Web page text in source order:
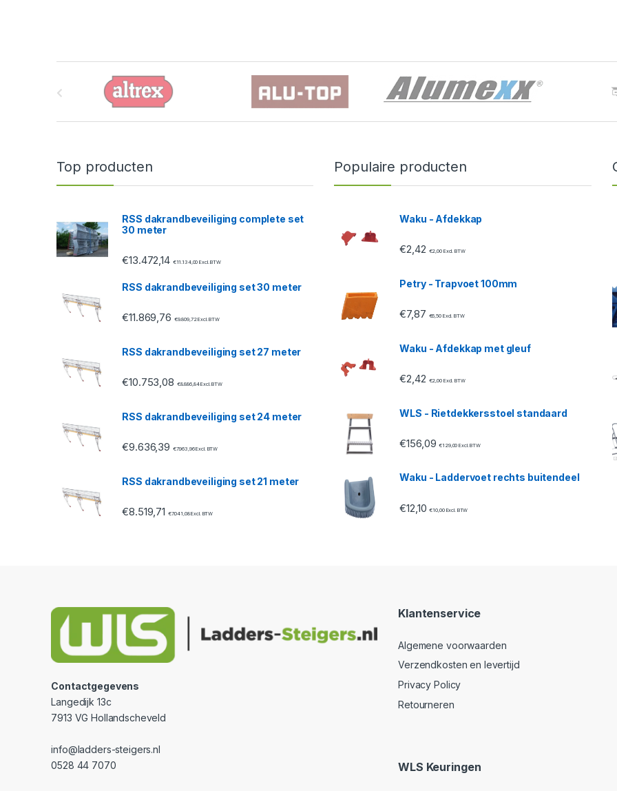
Top producten
RSS dakrandbeveiliging complete set
30 meter
€13.472,14 €11.134,00 Excl. BTW
RSS dakrandbeveiliging set 30 meter
€11.869,76 €9.809,72Excl. BTW
RSS dakrandbeveiliging set 27 meter
€10.753,08 €8.886,84Excl. BTW
RSS dakrandbeveiliging set 24 meter
€9.636,39 €7.963,96Excl. BTW
RSS dakrandbeveiliging set 21 meter
€8.519,71 €7.041,08Excl. BTW
Populaire producten
Waku - Afdekkap
€2,42 €2,00Excl. BTW
Petry - Trapvoet 100mm
€7,87 €6,50Excl. BTW
Waku - Afdekkap met gleuf
€2,42 €2,00Excl. BTW
WLS - Rietdekkersstoel standaard
€156,09 €129,00 Excl. BTW
Waku - Laddervoet rechts buitendeel
€12,10 €10,00Excl. BTW
Contactgegevens
Langedijk 13c
7913 VG Hollandscheveld
info@ladders-steigers.nl
0528 44 7070
Klantenservice
Algemene voorwaarden
Verzendkosten en levertijd
Privacy Policy
Retourneren
WLS Keuringen